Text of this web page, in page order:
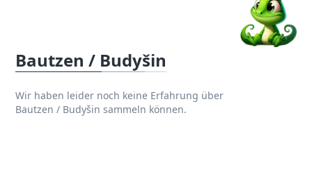
Bautzen / Budyšin
Wir haben leider noch keine Erfahrung über
Bautzen / Budyšin sammeln können.